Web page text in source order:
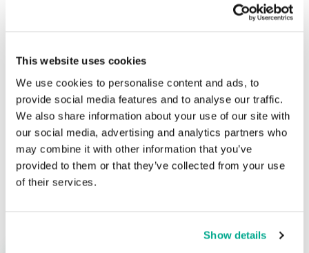
This website uses cookies
We use cookies to personalise content and ads, to
provide social media features and to analyse our traffic.
We also share information about your use of our site with
our social media, advertising and analytics partners who
may combine it with other information that you’ve
provided to them or that they’ve collected from your use
of their services.
Show details
United Airlines recompensa a un hacker con
1 millón de millas de viaje por denunciar una
campos obligatorios están marcados con*